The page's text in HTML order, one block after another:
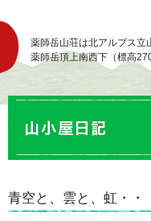
薬師岳山荘は北アルプス立
薬師岳頂上南西下（標高
青空と、雲と、虹・・